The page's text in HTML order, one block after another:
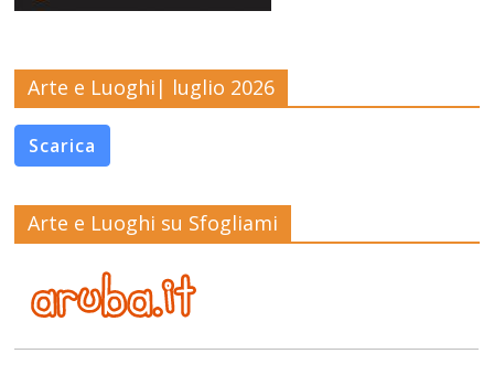
Arte e Luoghi| luglio 2026
Scarica
Arte e Luoghi su Sfogliami